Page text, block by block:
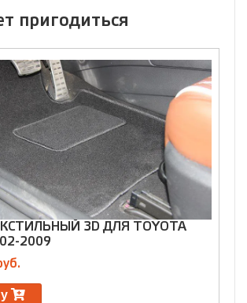
пригодиться
3D ДЛЯ TOYOTA
2009